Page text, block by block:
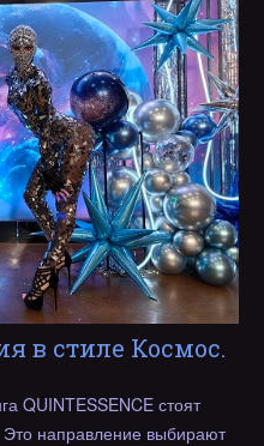
в стиле Космос.
QUINTESSENCE стоят
направление выбирают